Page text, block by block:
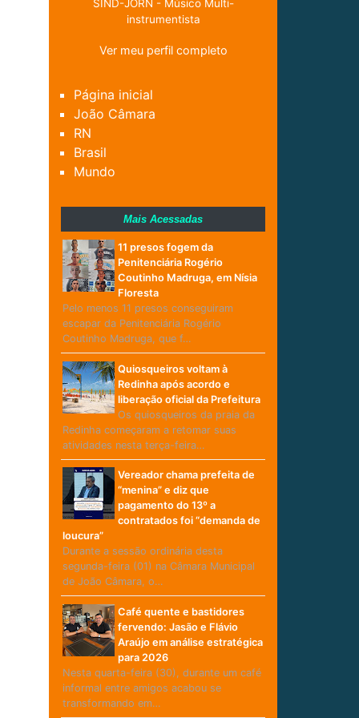
SIND-JORN - Músico Multi-
instrumentista
Ver meu perfil completo
Página inicial
João Câmara
RN
Brasil
Mundo
Mais Acessadas
11 presos fogem da
Penitenciária Rogério
Coutinho Madruga, em Nísia
Floresta
Pelo menos 11 presos conseguiram
escapar da Penitenciária Rogério
Coutinho Madruga, que f…
Quiosqueiros voltam à
Redinha após acordo e
liberação oficial da Prefeitura
Os quiosqueiros da praia da
Redinha começaram a retomar suas
atividades nesta terça-feira…
Vereador chama prefeita de
“menina” e diz que
pagamento do 13º a
contratados foi “demanda de
loucura”
Durante a sessão ordinária desta
segunda-feira (01) na Câmara Municipal
de João Câmara, o…
Café quente e bastidores
fervendo: Jasão e Flávio
Araújo em análise estratégica
para 2026
Nesta quarta-feira (30), durante um café
informal entre amigos acabou se
transformando em…